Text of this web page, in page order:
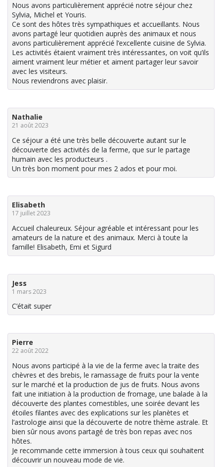
5
Nous avons particulièrement apprécié notre séjour chez
Sylvia, Michel et Youris.
Ce sont des hôtes très sympathiques et accueillants. Nous
avons partagé leur quotidien auprès des animaux et nous
avons particulièrement apprécié l’excellente cuisine de Sylvia.
Les activités étaient vraiment très intéressantes, on voit qu’ils
aiment vraiment leur métier et aiment partager leur savoir
avec les visiteurs.
Nous reviendrons avec plaisir.
Nathalie
21 août 2023
Ce séjour a été une très belle découverte autant sur le
découverte des activités de la ferme, que sur le partage
humain avec les producteurs .
Un très bon moment pour mes 2 ados et pour moi.
Elisabeth
17 juillet 2023
Accueil chaleureux. Séjour agréable et intéressant pour les
amateurs de la nature et des animaux. Merci à toute la
famille! Elisabeth, Emi et Sigurd
Jess
1 mars 2023
C’était super
Pierre
22 août 2022
Nous avons participé à la vie de la ferme avec la traite des
chèvres et des brebis, le ramassage de fruits pour la vente
sur le marché et la production de jus de fruits. Nous avons
fait une initiation à la production de fromage, une balade à la
découverte des plantes comestibles, une soirée devant les
étoiles filantes avec des explications sur les planètes et
l’astrologie ainsi que la découverte de notre thème astrale. Et
bien sûr nous avons partagé de très bon repas avec nos
hôtes.
Je recommande cette immersion à tous ceux qui souhaitent
découvrir un nouveau mode de vie.